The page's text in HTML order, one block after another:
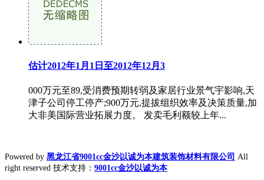
估计2012年1月1日至2012年12月3
000万元至89,受消费预期转弱及家居行业景气宇影响,天
津子公司停工停产;900万元,提拔组织效率及决策质量,加
大非美国际营业拓展力度。 发卖毛利额较上年...
Powered by 黑龙江省9001cc金沙以诚为本建筑装饰材料有限公司 All
right reserved 技术支持： 9001cc金沙以诚为本